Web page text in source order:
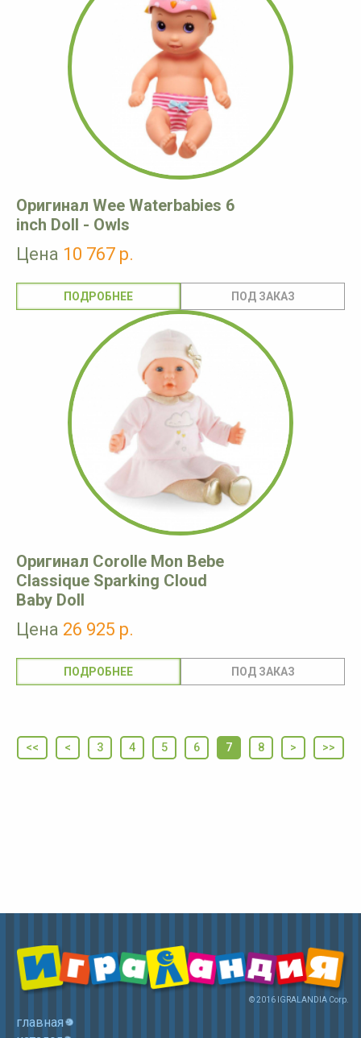
Оригинал Wee Waterbabies 6
inch Doll - Owls
Цена 10 767 р.
ПОДРОБНЕЕ
Оригинал Corolle Mon Bebe
Classique Sparking Cloud
Baby Doll
Цена 26 925 р.
ПОДРОБНЕЕ
<< < 3 4 5 6 7 8 > >>
© 2016 IGRALANDIA Corp.
главная